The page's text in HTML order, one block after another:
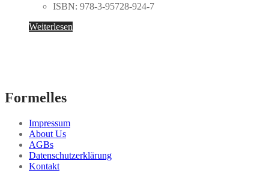
ISBN: 978-3-95728-924-7
Weiterlesen
Formelles
Impressum
About Us
AGBs
Datenschutzerklärung
Kontakt